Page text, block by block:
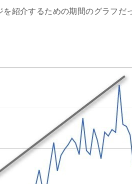
を紹介するための期間のグラフ